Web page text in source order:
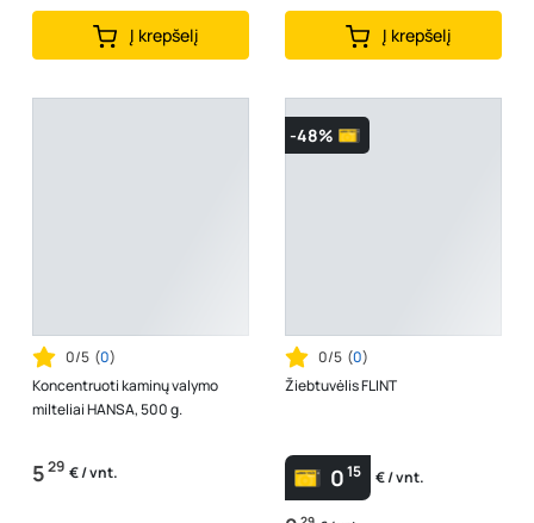
Į krepšelį Į krepšelį
0/5 (0)
Koncentruoti kaminų valymo
milteliai HANSA, 500 g.
529 € / vnt.
-48%
0/5 (0)
Žiebtuvėlis FLINT
015 € / vnt.